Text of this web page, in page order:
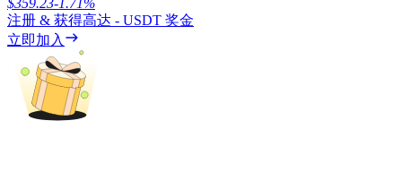
學習理財
了解如何賺取穩定收入
Bitrue
注册 & 获得高达 - USDT 奖金
立即加入